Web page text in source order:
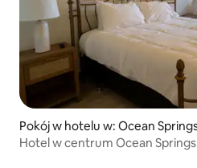
Pokój w hotelu w: Ocean
Hotel w centrum Ocean Springs